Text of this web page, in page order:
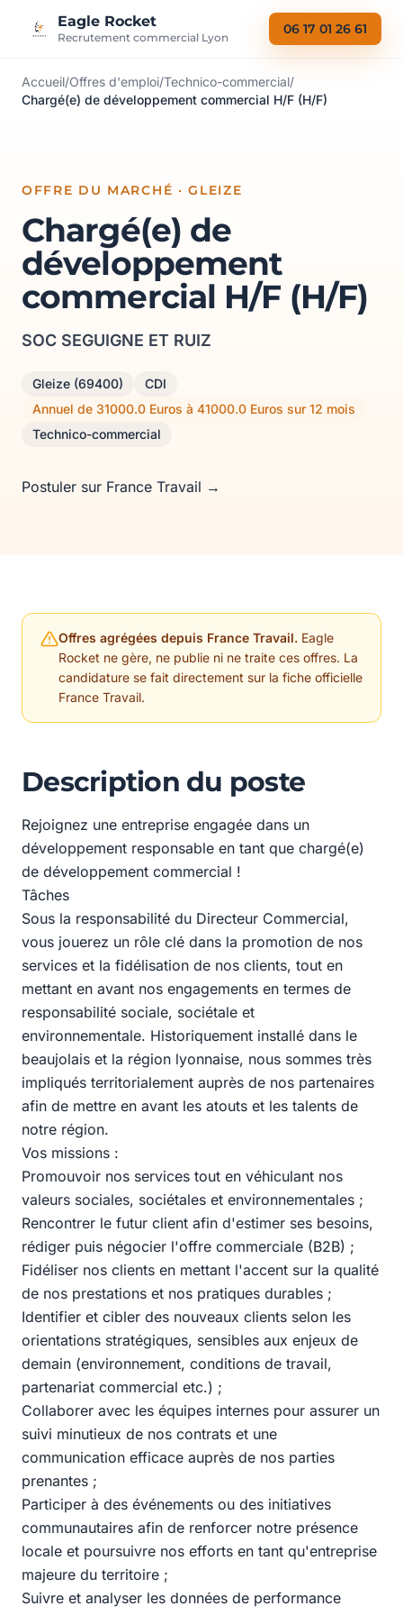
Eagle Rocket
Recrutement commercial Lyon
06 17 01 26 61
Accueil/Offres d'emploi/Technico-commercial/
Chargé(e) de développement commercial H/F (H/F)
OFFRE DU MARCHÉ · GLEIZE
Chargé(e) de
développement
commercial H/F (H/F)
SOC SEGUIGNE ET RUIZ
Gleize (69400)
CDI
Annuel de 31000.0 Euros à 41000.0 Euros sur 12 mois
Technico-commercial
Postuler sur France Travail →
Offres agrégées depuis France Travail. Eagle
Rocket ne gère, ne publie ni ne traite ces offres. La
candidature se fait directement sur la fiche officielle
France Travail.
Description du poste
Rejoignez une entreprise engagée dans un
développement responsable en tant que chargé(e)
de développement commercial !
Tâches
Sous la responsabilité du Directeur Commercial,
vous jouerez un rôle clé dans la promotion de nos
services et la fidélisation de nos clients, tout en
mettant en avant nos engagements en termes de
responsabilité sociale, sociétale et
environnementale. Historiquement installé dans le
beaujolais et la région lyonnaise, nous sommes très
impliqués territorialement auprès de nos partenaires
afin de mettre en avant les atouts et les talents de
notre région.
Vos missions :
Promouvoir nos services tout en véhiculant nos
valeurs sociales, sociétales et environnementales ;
Rencontrer le futur client afin d'estimer ses besoins,
rédiger puis négocier l'offre commerciale (B2B) ;
Fidéliser nos clients en mettant l'accent sur la qualité
de nos prestations et nos pratiques durables ;
Identifier et cibler des nouveaux clients selon les
orientations stratégiques, sensibles aux enjeux de
demain (environnement, conditions de travail,
partenariat commercial etc.) ;
Collaborer avec les équipes internes pour assurer un
suivi minutieux de nos contrats et une
communication efficace auprès de nos parties
prenantes ;
Participer à des événements ou des initiatives
communautaires afin de renforcer notre présence
locale et poursuivre nos efforts en tant qu'entreprise
majeure du territoire ;
Suivre et analyser les données de performance